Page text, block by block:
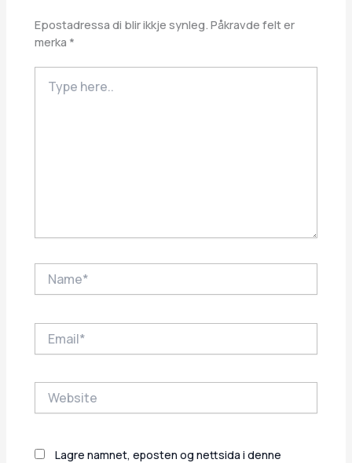
Epostadressa di blir ikkje synleg. Påkravde felt er
merka *
here..
Lagre namnet, eposten og nettsida i denne